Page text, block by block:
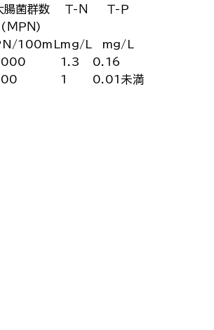
腸菌群数
(ＭＰＮ)
Ｔ-Ｎ Ｔ-Ｐ
100mL mg/L
mg/L
1.3
0.16
1 0.01未満